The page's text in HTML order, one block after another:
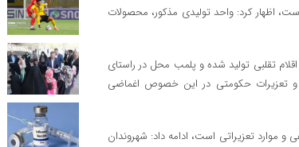
بهداشتی تقلبی بیش از ۳۰ میلیارد ریال است، اظهار کرد: واحد تولیدی مذکور، محصولات
تقلبی تولید شده و پلمب محل در راستای
تعزیرات حکومتی در این خصوص اغماضی
و موارد تعزیراتی است، ادامه داد: شهروندان